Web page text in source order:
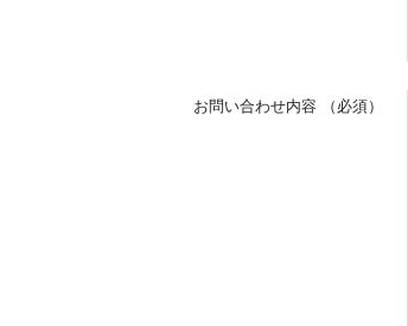
お問い合わせ内容 （必須）